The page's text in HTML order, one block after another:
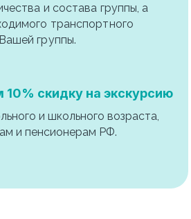
и состава группы, а
транспортного
группы.
скидку на экскурсию
и школьного возраста,
и пенсионерам РФ.